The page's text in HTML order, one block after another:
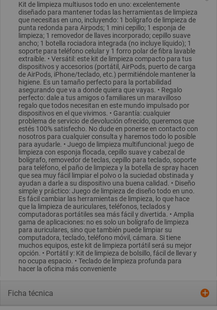
Kit de limpieza multiusos todo en uno: excelentemente
diseñado para mantener todas las herramientas de limpieza
que necesitas en uno, incluyendo: 1 bolígrafo de limpieza de
punta redonda para Airpods; 1 mini cepillo; 1 esponja de
limpieza; 1 removedor de llaves incorporado; cepillo suave
ancho; 1 botella rociadora integrada (no incluye líquido); 1
soporte para teléfono celular y 1 forro polar de fibra lavable
extraíble. • Versátil: este kit de limpieza compacto para tus
dispositivos y accesorios (portátil, AirPods, puerto de carga
de AirPods, iPhone/teclado, etc.) permitiéndole mantener la
higiene. Es un tamaño perfecto para la portabilidad
asegurando que va a donde quiera que vayas. • Regalo
perfecto: dale a tus amigos o familiares un maravilloso
regalo que todos necesitan en este mundo impulsado por
dispositivos en el que vivimos. • Garantía: cualquier
problema de servicio de devolución ofrecido, queremos que
estés 100% satisfecho. No dude en ponerse en contacto con
nosotros para cualquier consulta y haremos todo lo posible
para ayudarle. • Juego de limpieza multifuncional: juego de
limpieza con esponja flocada, cepillo suave y cabezal de
bolígrafo, removedor de teclas, cepillo para teclado, soporte
para teléfono, el paño de limpieza y la botella de spray hacen
que sea muy fácil limpiar el polvo o la suciedad obstinada y
ayudan a darle a su dispositivo una buena calidad. • Diseño
simple y práctico: Juego de limpieza de diseño todo en uno.
Es fácil cambiar las herramientas de limpieza, lo que hace
que la limpieza de auriculares, teléfonos, teclados y
computadoras portátiles sea más fácil y divertida. • Amplia
gama de aplicaciones: no es solo un bolígrafo de limpieza
para auriculares, sino que también puede limpiar su
computadora, teclado, teléfono móvil, cámara. Si tiene
muchos equipos, este kit de limpieza portátil será su mejor
opción. • Portátil y: Kit de limpieza de bolsillo, fácil de llevar y
no ocupa espacio. • Teclado de limpieza profunda para
hacer la oficina más conveniente
Ficha técnica